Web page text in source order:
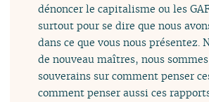
dénoncer le capitalisme ou les
surtout pour se dire que nous
dans ce que vous nous présentez.
de nouveau maîtres, nous
souverains sur comment penser
comment penser aussi ces